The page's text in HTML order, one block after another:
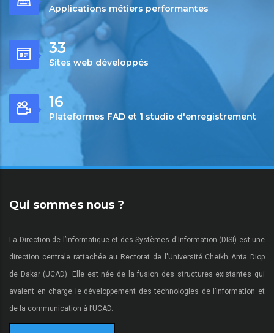
Applications métiers performantes
41
Sites web développés
20
Plateformes FAD et 1 studio d'enregistrement
Qui sommes nous ?
La Direction de l’Informatique et des Systèmes d'Information (DISI) est une
direction centrale rattachée au Rectorat de l'Université Cheikh Anta Diop
de Dakar (UCAD). Elle est née de la fusion des structures existantes qui
avaient en charge le développement des technologies de l’information et
de la communication à l’UCAD.